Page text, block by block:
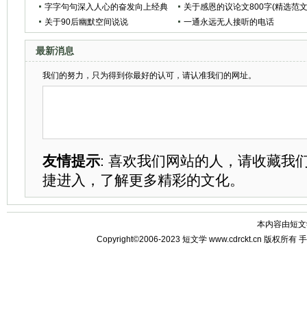
用范文5篇)
字字句句深入人心的奋发向上经典
说说(精选63句)
关于感恩的议论文800字(精选范
篇)
关于90后幽默空间说说 一通永远无人接听的电话
最新消息
我们的努力，只为得到你最好的认可，请认准我们的网址。
友情提示: 喜欢我们网站的人，请收藏我
捷进入，了解更多精彩的文化。
本内容由短
Copyright©2006-2023 短文学 www.cdrckt.cn 版权所有